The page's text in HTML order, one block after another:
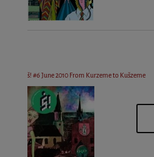
š! #6 June 2010 From Kurzeme to Kušzeme